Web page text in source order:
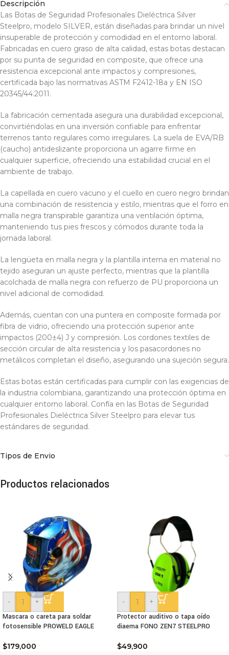
Descripción
Las Botas de Seguridad Profesionales Dieléctrica Silver
Steelpro, modelo SILVER, están diseñadas para brindar un nivel
insuperable de protección y comodidad en el entorno laboral.
Fabricadas en cuero graso de alta calidad, estas botas destacan
por su punta de seguridad en composite, que ofrece una
resistencia excepcional ante impactos y compresiones,
certificada bajo las normativas ASTM F2412-18a y EN ISO
20345/44:2011.
La fabricación cementada asegura una durabilidad excepcional,
convirtiéndolas en una inversión confiable para enfrentar
terrenos tanto regulares como irregulares. La suela de EVA/RB
(caucho) antideslizante proporciona un agarre firme en
cualquier superficie, ofreciendo una estabilidad crucial en el
ambiente de trabajo.
La capellada en cuero vacuno y el cuello en cuero negro brindan
una combinación de resistencia y estilo, mientras que el forro en
malla negra transpirable garantiza una ventilación óptima,
manteniendo tus pies frescos y cómodos durante toda la
jornada laboral.
La lengüeta en malla negra y la plantilla interna en material no
tejido aseguran un ajuste perfecto, mientras que la plantilla
acolchada de malla negra con refuerzo de PU proporciona un
nivel adicional de comodidad.
Además, cuentan con una puntera en composite formada por
fibra de vidrio, ofreciendo una protección superior ante
impactos (200±4) J y compresión. Los cordones textiles de
sección circular de alta resistencia y los pasacordones no
metálicos completan el diseño, asegurando una sujeción segura.
Estas botas están certificadas para cumplir con las exigencias de
la industria colombiana, garantizando una protección óptima en
cualquier entorno laboral. Confía en las Botas de Seguridad
Profesionales Dieléctrica Silver Steelpro para elevar tus
estándares de seguridad.
Tipos de Envio
Productos relacionados
-
+
Mascara o careta para soldar
fotosensible PROWELD EAGLE
$179,000
-
+
Protector auditivo o tapa oído
diaema FONO ZEN7 STEELPRO
$49,900